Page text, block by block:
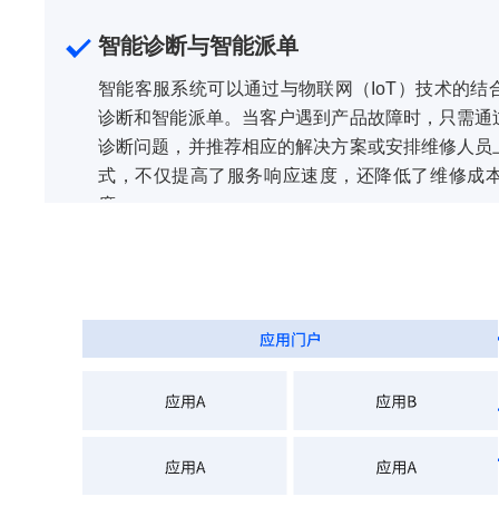
智能诊断与智能派单
智能客服系统可以通过与物联网（IoT）技术的结
诊断和智能派单。当客户遇到产品故障时，只需
诊断问题，并推荐相应的解决方案或安排维修人
式，不仅提高了服务响应速度，还降低了维修成
度。